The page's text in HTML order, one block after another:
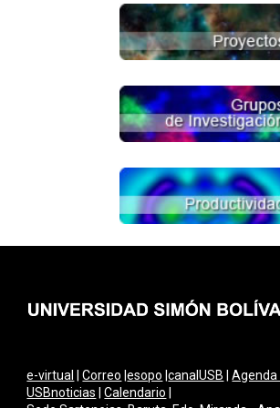
e-virtual |Correo |esopo |canalUSB |Agenda
USBnoticias |Calendario